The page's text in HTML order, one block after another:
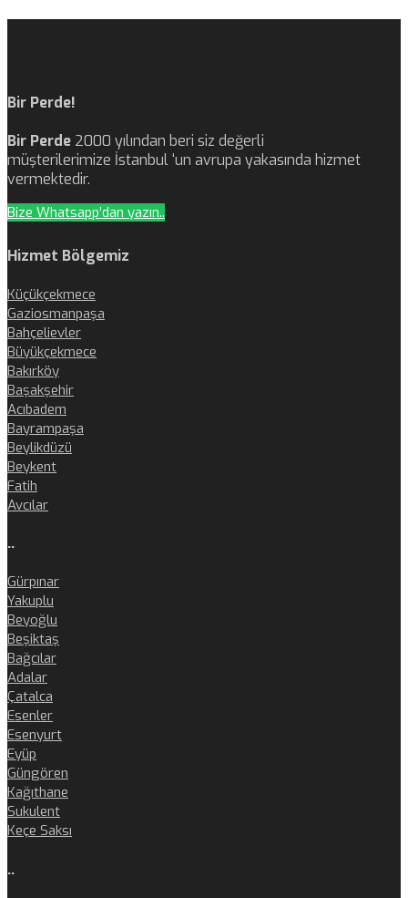
Bir Perde!
Bir Perde 2000 yılından beri siz değerli
müşterilerimize İstanbul ‘un avrupa yakasında hizmet
vermektedir.
Bize Whatsapp'dan yazın..
Hizmet Bölgemiz
Küçükçekmece
Gaziosmanpaşa
Bahçelievler
Büyükçekmece
Bakırköy
Başakşehir
Acıbadem
Bayrampaşa
Beylikdüzü
Beykent
Fatih
Avcılar
..
Gürpınar
Yakuplu
Beyoğlu
Beşiktaş
Bağcılar
Adalar
Çatalca
Esenler
Esenyurt
Eyüp
Güngören
Kağıthane
Sukulent
Keçe Saksı
..